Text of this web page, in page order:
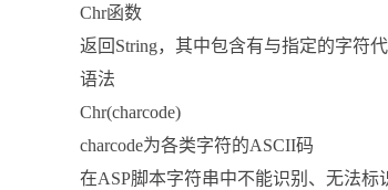
Chr函数
返回String，其中包含有与指定的字符
语法
Chr(charcode)
charcode为各类字符的ASCII码
在ASP脚本字符串中不能识别、无法标